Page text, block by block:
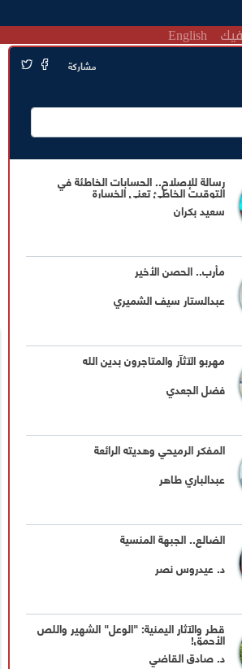
English
مشاركة
رسالة للإصلاح.. الحسابات الخاطئة في
التوقيت الخاطئ تعني الخسارة
سعيد بكران
مأرب.. الحصن الأخير
عبدالستار سيف الشميري
مهربو الآثآر والمتاجرون بدين الله
فضل الجعدي
المفكر الرميحي وهديته الرائعة
عبدالباري طاهر
الضالع.. الجبهة المنسية
د. عيدروس نصر
قطر والآثار اليمنية: "الوعل" الشهير واللص
الأحمق!
د. صادق القاضي